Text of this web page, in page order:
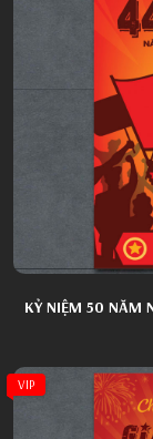
KỶ NIỆM 50 NĂM
VIP